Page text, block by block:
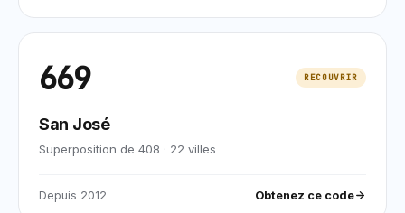
669 RECOUVRIR
San José
Superposition de 408 · 22 villes
Depuis 2012 Obtenez ce code